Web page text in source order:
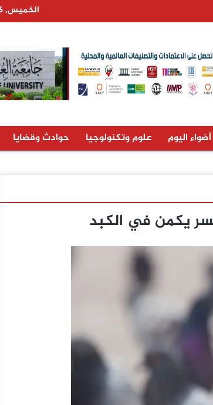
الخميس, 06 آب, 2026
أضواء اليوم علوم وتكنولوجيا حوادث وقضايا
يكمن في الكبد